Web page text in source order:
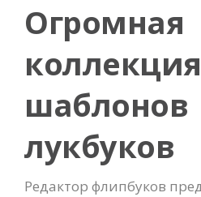
Огромная
коллекция
шаблонов
лукбуков
Редактор флипбуков